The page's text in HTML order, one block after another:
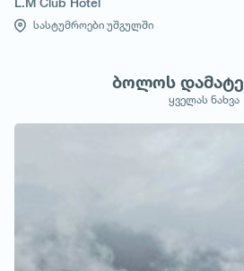
სასტუმროები უშგულში
ბოლოს
ყველას ნახვა